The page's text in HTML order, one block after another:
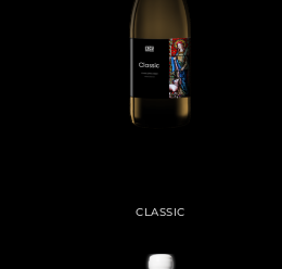
CLASSIC